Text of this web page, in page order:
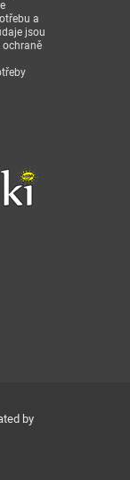
a
jsou
ochraně
by